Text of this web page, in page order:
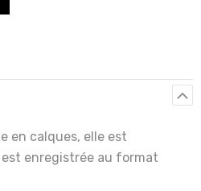
en calques, elle est
enregistrée au format